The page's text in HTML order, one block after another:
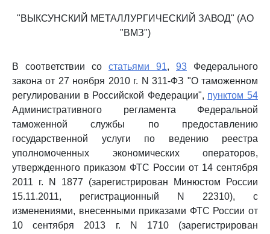
"ВЫКСУНСКИЙ МЕТАЛЛУРГИЧЕСКИЙ ЗАВОД" (АО
"ВМЗ")
В соответствии со статьями 91, 93 Федерального
закона от 27 ноября 2010 г. N 311-ФЗ "О таможенном
регулировании в Российской Федерации", пунктом 54
Административного регламента Федеральной
таможенной службы по предоставлению
государственной услуги по ведению реестра
уполномоченных экономических операторов,
утвержденного приказом ФТС России от 14 сентября
2011 г. N 1877 (зарегистрирован Минюстом России
15.11.2011, регистрационный N 22310), с
изменениями, внесенными приказами ФТС России от
10 сентября 2013 г. N 1710 (зарегистрирован